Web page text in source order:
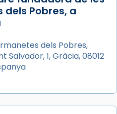
en agraïment al
la visita apostòlica
a Barcelona, i als
de Barcelona.
el cardenal Joan
la missa i l’ha
de Barcelona,
dels Pobres, a
dels Pobres,
Salvador, 1, Gràcia, 08012